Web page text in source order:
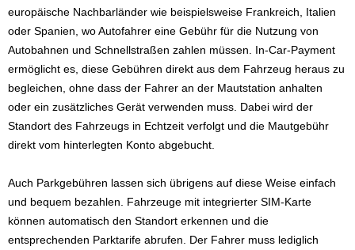
europäische Nachbarländer wie beispielsweise Frankreich, Italien
oder Spanien, wo Autofahrer eine Gebühr für die Nutzung von
Autobahnen und Schnellstraßen zahlen müssen. In-Car-Payment
ermöglicht es, diese Gebühren direkt aus dem Fahrzeug heraus zu
begleichen, ohne dass der Fahrer an der Mautstation anhalten
oder ein zusätzliches Gerät verwenden muss. Dabei wird der
Standort des Fahrzeugs in Echtzeit verfolgt und die Mautgebühr
direkt vom hinterlegten Konto abgebucht.
Auch Parkgebühren lassen sich übrigens auf diese Weise einfach
und bequem bezahlen. Fahrzeuge mit integrierter SIM-Karte
können automatisch den Standort erkennen und die
entsprechenden Parktarife abrufen. Der Fahrer muss lediglich